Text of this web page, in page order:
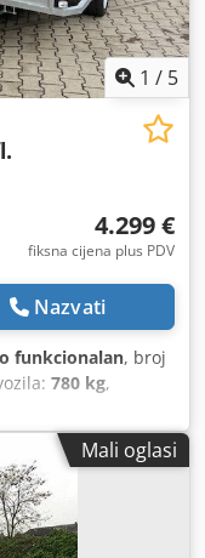
1 / 5
4.299 €
fiksna cijena plus PDV
Nazvati
funkcionalan, broj
780 kg,
prostora za
1.840 mm,
brzina:
kočnicom
Mali oglasi